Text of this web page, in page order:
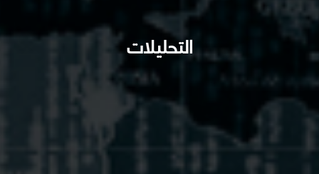
التحليلات